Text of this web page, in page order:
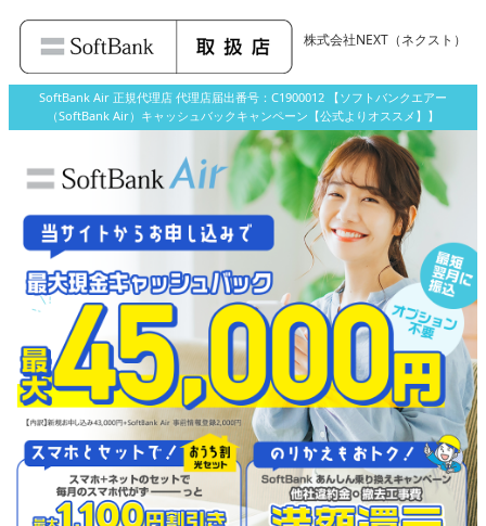
株式会社NEXT （ネクスト）
SoftBank Air 正規代理店 代理店届出番号：C1900012 【ソフトバンクエアー
（SoftBank Air）キャッシュバックキャンペーン【公式よりオススメ】】